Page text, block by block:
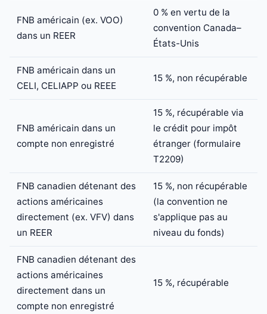
FNB américain (ex. VOO)
dans un REER
0 % en vertu de la
convention Canada–
États-Unis
FNB américain dans un
CELI, CELIAPP ou REEE
15 %, non récupérable
FNB américain dans un
compte non enregistré
15 %, récupérable via
le crédit pour impôt
étranger (formulaire
T2209)
FNB canadien détenant des
actions américaines
directement (ex. VFV) dans
un REER
15 %, non récupérable
(la convention ne
s'applique pas au
niveau du fonds)
FNB canadien détenant des
actions américaines
directement dans un
compte non enregistré
15 %, récupérable